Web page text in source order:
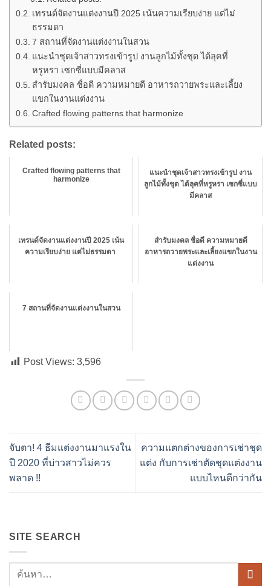
เทรนด์จัดงานแต่งงานปี 2025 เน้นความเรียบง่าย แต่ไม่
ธรรมดา
7 สถานที่จัดงานแต่งงานในสวน
แนะนำชุดเจ้าสาวทรงเข้ารูป งานลูกไม้ทั้งชุด ได้ลุคที่
หรูหรา เซกซี่แบบมีคลาส
สำรับมงคล ชื่อดี ความหมายดี อาหารถวายพระและเลี้ยง
แขกในงานแต่งงาน
Crafted flowing patterns that harmonize
Related posts:
Crafted flowing patterns that
harmonize
แนะนำชุดเจ้าสาวทรงเข้ารูป งาน
ลูกไม้ทั้งชุด ได้ลุคที่หรูหรา เซกซี่แบบ
มีคลาส
เทรนด์จัดงานแต่งงานปี 2025 เน้น
ความเรียบง่าย แต่ไม่ธรรมดา
สำรับมงคล ชื่อดี ความหมายดี
อาหารถวายพระและเลี้ยงแขกในงาน
แต่งงาน
7 สถานที่จัดงานแต่งงานในสวน
Post Views: 3,596
จับตา! 4 ธีมแต่งงานมาแรงใน
ปี 2020 ที่บ่าวสาวไม่ควร
พลาด !!
ความแตกต่างของการเช่าชุด
แต่ง กับการเช่าตัดชุดแต่งงาน
แบบไหนดีกว่ากัน
SITE SEARCH